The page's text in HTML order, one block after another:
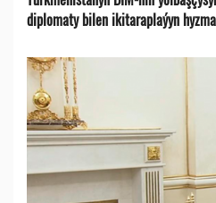
diplomaty bilen ikitaraplaýyn